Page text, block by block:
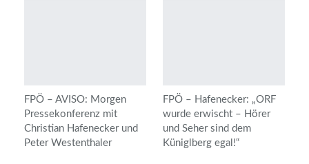
FPÖ – AVISO: Morgen
Pressekonferenz mit
Christian Hafenecker und
Peter Westenthaler
FPÖ – Hafenecker: „ORF
wurde erwischt – Hörer
und Seher sind dem
Küniglberg egal!“